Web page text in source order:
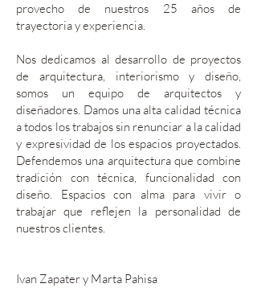
provecho de nuestros 25 años de
trayectoria y experiencia.
Nos dedicamos al desarrollo de proyectos
de arquitectura, interiorismo y diseño,
somos un equipo de arquitectos y
diseñadores. Damos una alta calidad técnica
a todos los trabajos sin renunciar a la calidad
y expresividad de los espacios proyectados.
Defendemos una arquitectura que combine
tradición con técnica, funcionalidad con
diseño. Espacios con alma para vivir o
trabajar que reflejen la personalidad de
nuestros clientes.
Ivan Zapater y Marta Pahisa